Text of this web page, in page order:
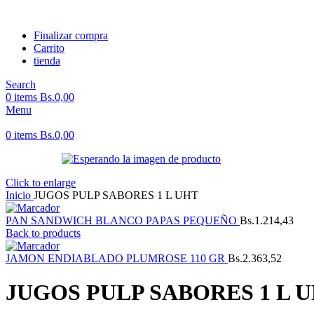
Finalizar compra
Carrito
tienda
Search
0 items Bs.0,00
Menu
0 items Bs.0,00
Click to enlarge
Inicio JUGOS PULP SABORES 1 L UHT
PAN SANDWICH BLANCO PAPAS PEQUEÑO Bs.1.214,43
Back to products
JAMON ENDIABLADO PLUMROSE 110 GR Bs.2.363,52
JUGOS PULP SABORES 1 L